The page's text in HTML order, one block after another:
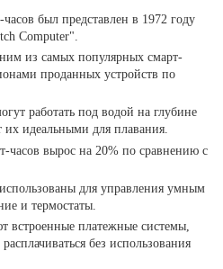
был представлен в 1972 году
Computer".
из самых популярных смарт-
проданных устройств по
работать под водой на глубине
их идеальными для плавания.
часов вырос на 20% по сравнению с
для управления умным
и термостаты.
встроенные платежные системы,
без использования